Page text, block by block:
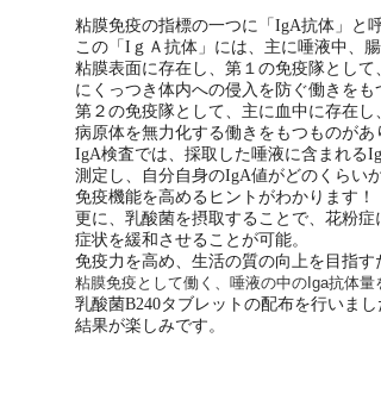
粘膜免疫の指標の一つに「IgA抗体」と
この「IｇＡ抗体」には、主に唾液中、
粘膜表面に存在し、第１の免疫隊として
にくっつき体内への侵入を防ぐ働きをも
第２の免疫隊として、主に血中に存在
病原体を無力化する働きをもつものがあ
IgA検査では、採取した唾液に含まれる
測定し、自分自身のIgA値がどのくらい
免疫機能を高めるヒントがわかります！
更に、乳酸菌を摂取することで、花粉
症状を緩和させることが可能。
免疫力を高め、生活の質の向上を目指
粘膜免疫として働く、唾液の中のIga抗体量
乳酸菌B240タブレットの配布を行いま
結果が楽しみです。